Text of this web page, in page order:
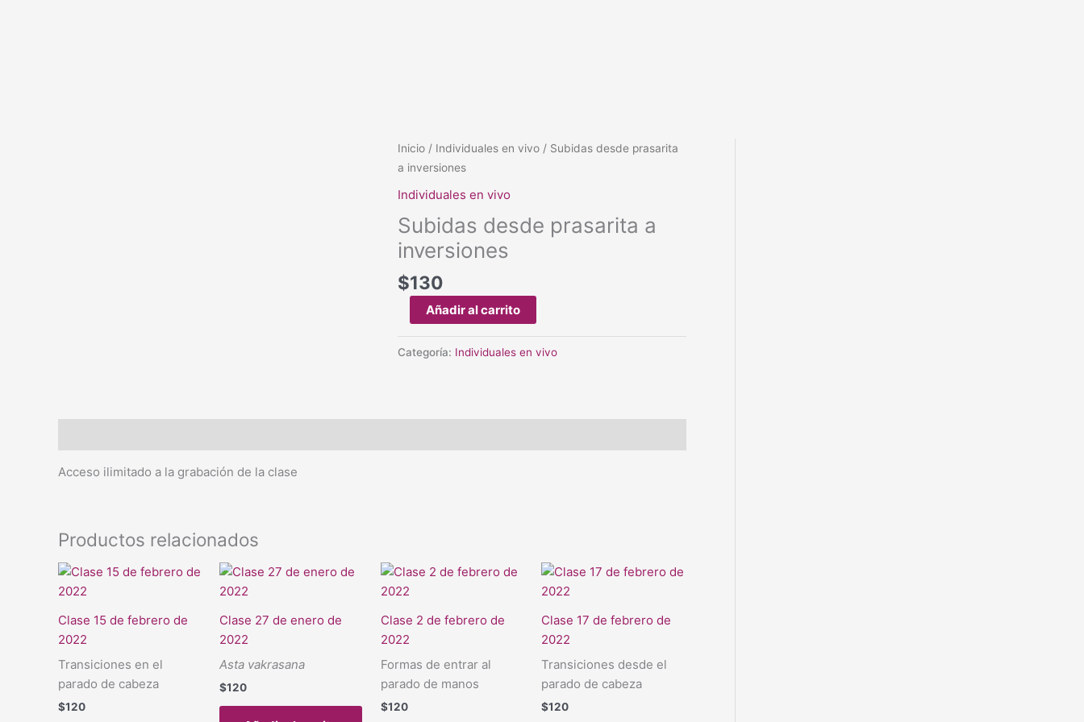
Inicio/ Individuales en vivo/ Subidas desde prasarita
a inversiones
Individuales en vivo
Subidas desde prasarita a
inversiones
$130
Subidas
desde
prasarita
inversiones
cantidad
Añadir al carrito
Categoría: Individuales en vivo
Acceso ilimitado a la grabación de la clase
Productos relacionados
Clase 15 de febrero de
2022
Transiciones en el
parado de cabeza
$120
Clase 27 de enero de
2022
Asta vakrasana
$120
Clase 2 de febrero de
2022
Formas de entrar al
parado de manos
$120
Clase 17 de febrero de
2022
Transiciones desde el
parado de cabeza
$120